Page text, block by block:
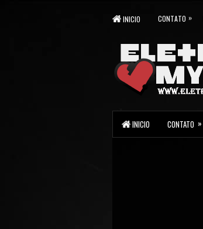
INICIO CONTATO »
INICIO CONTATO »